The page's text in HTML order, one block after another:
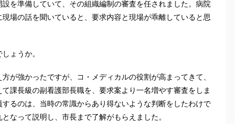
を準備していて、その組織編制の審査を任されました。病院
場の話を聞いていると、要求内容と現場が乖離していると思
ょうか。
が強かったですが、コ・メディカルの役割が高まってきて、
課長級の副看護部長職を、要求案より一名増やす審査をしま
るのは、当時の常識からあり得ないような判断をしたわけで
なって説明し、市長まで了解がもらえました。